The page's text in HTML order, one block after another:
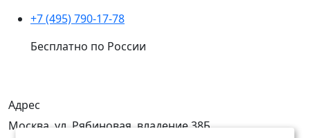
+7 (495) 790-17-78
Бесплатно по России
Адрес
Москва, ул. Рябиновая, владение 38Б